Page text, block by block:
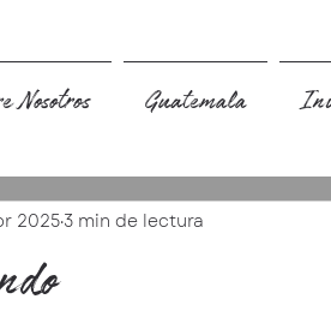
Nosotros Guatemala
2025 3 min de lectura